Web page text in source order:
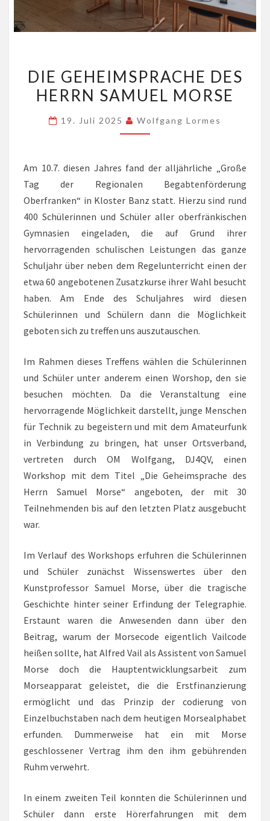
GEHEIMSPRACHE
DES
SAMUEL
DIE GEHEIMSPRACHE DES
HERRN SAMUEL MORSE
19. Juli 2025 Wolfgang Lormes
Am 10.7. diesen Jahres fand der alljährliche „Große
Tag der Regionalen Begabtenförderung
Oberfranken“ in Kloster Banz statt. Hierzu sind rund
400 Schülerinnen und Schüler aller oberfränkischen
Gymnasien eingeladen, die auf Grund ihrer
hervorragenden schulischen Leistungen das ganze
Schuljahr über neben dem Regelunterricht einen der
etwa 60 angebotenen Zusatzkurse ihrer Wahl besucht
haben. Am Ende des Schuljahres wird diesen
Schülerinnen und Schülern dann die Möglichkeit
geboten sich zu treffen uns auszutauschen.
Im Rahmen dieses Treffens wählen die Schülerinnen
und Schüler unter anderem einen Worshop, den sie
besuchen möchten. Da die Veranstaltung eine
hervorragende Möglichkeit darstellt, junge Menschen
für Technik zu begeistern und mit dem Amateurfunk
in Verbindung zu bringen, hat unser Ortsverband,
vertreten durch OM Wolfgang, DJ4QV, einen
Workshop mit dem Titel „Die Geheimsprache des
Herrn Samuel Morse“ angeboten, der mit 30
Teilnehmenden bis auf den letzten Platz ausgebucht
war.
Im Verlauf des Workshops erfuhren die Schülerinnen
und Schüler zunächst Wissenswertes über den
Kunstprofessor Samuel Morse, über die tragische
Geschichte hinter seiner Erfindung der Telegraphie.
Erstaunt waren die Anwesenden dann über den
Beitrag, warum der Morsecode eigentlich Vailcode
heißen sollte, hat Alfred Vail als Assistent von Samuel
Morse doch die Hauptentwicklungsarbeit zum
Morseapparat geleistet, die die Erstfinanzierung
ermöglicht und das Prinzip der codierung von
Einzelbuchstaben nach dem heutigen Morsealphabet
erfunden. Dummerweise hat ein mit Morse
geschlossener Vertrag ihm den ihm gebührenden
Ruhm verwehrt.
In einem zweiten Teil konnten die Schülerinnen und
Schüler dann erste Hörerfahrungen mit dem